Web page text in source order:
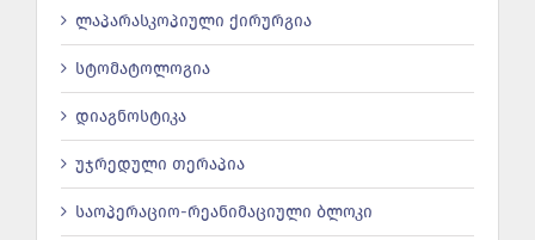
ლაპარასკოპიული ქირურგია
სტომატოლოგია
დიაგნოსტიკა
უჯრედული თერაპია
საოპერაციო-რეანიმაციული ბლოკი